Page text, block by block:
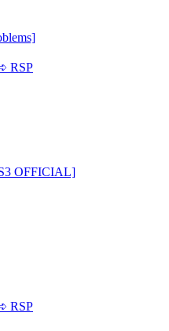
RSP
OFFICIAL]
RSP